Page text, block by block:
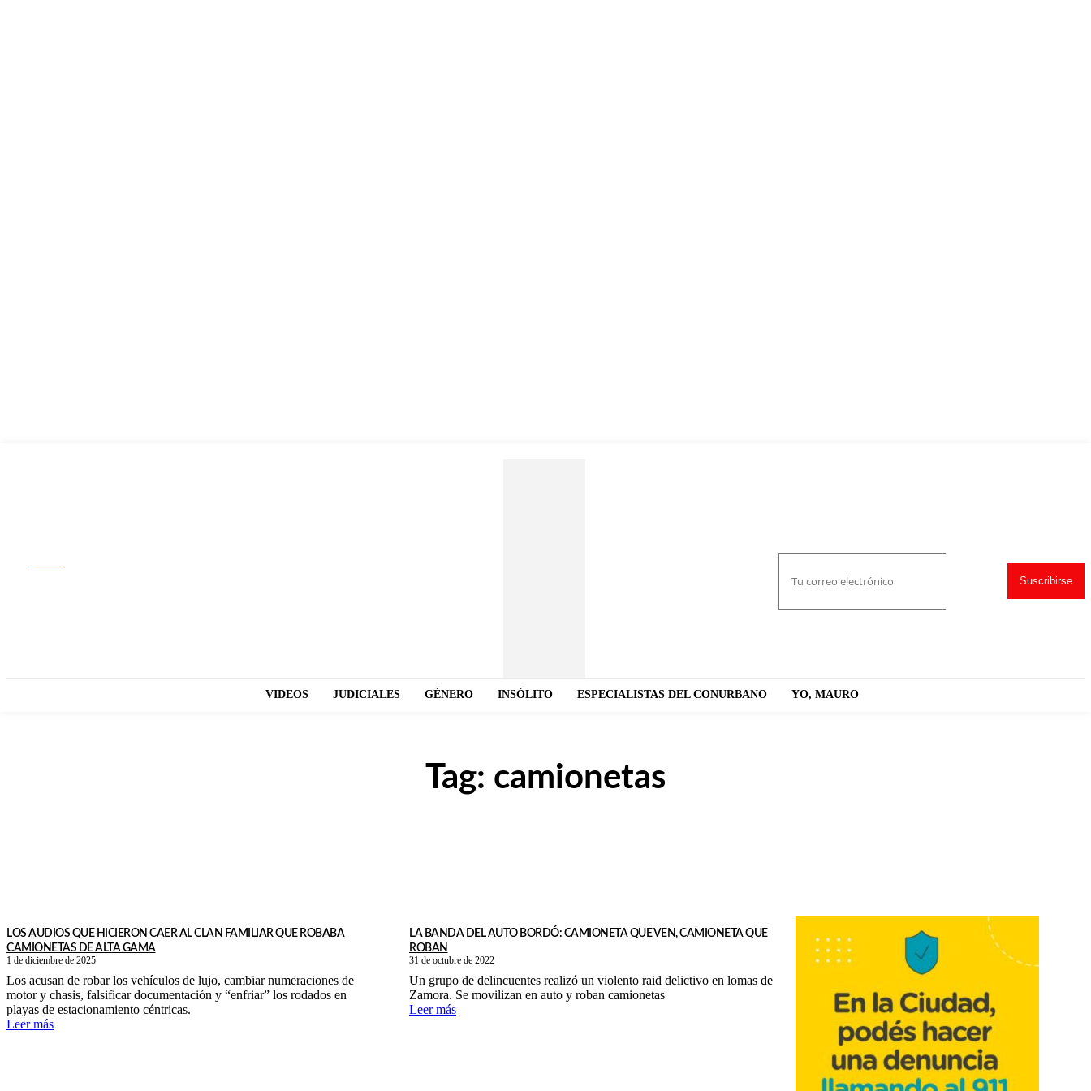
Suscribirse
VIDEOS JUDICIALES GÉNERO INSÓLITO ESPECIALISTAS DEL CONURBANO YO, MAURO
Tag: camionetas
LOS AUDIOS QUE HICIERON CAER AL CLAN FAMILIAR QUE ROBABA
CAMIONETAS DE ALTA GAMA
1 de diciembre de 2025
Los acusan de robar los vehículos de lujo, cambiar numeraciones de
motor y chasis, falsificar documentación y “enfriar” los rodados en
playas de estacionamiento céntricas.
Leer más
LA BANDA DEL AUTO BORDÓ: CAMIONETA QUE VEN, CAMIONETA QUE
ROBAN
31 de octubre de 2022
Un grupo de delincuentes realizó un violento raid delictivo en lomas de
Zamora. Se movilizan en auto y roban camionetas
Leer más